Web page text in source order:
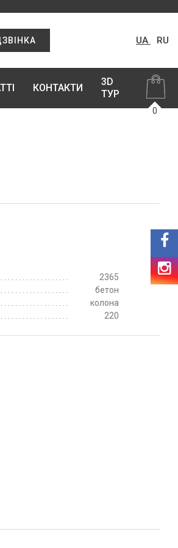
UA RU
КОНТАКТИ
3D
ТУР
0
2365
бетон
колона
220